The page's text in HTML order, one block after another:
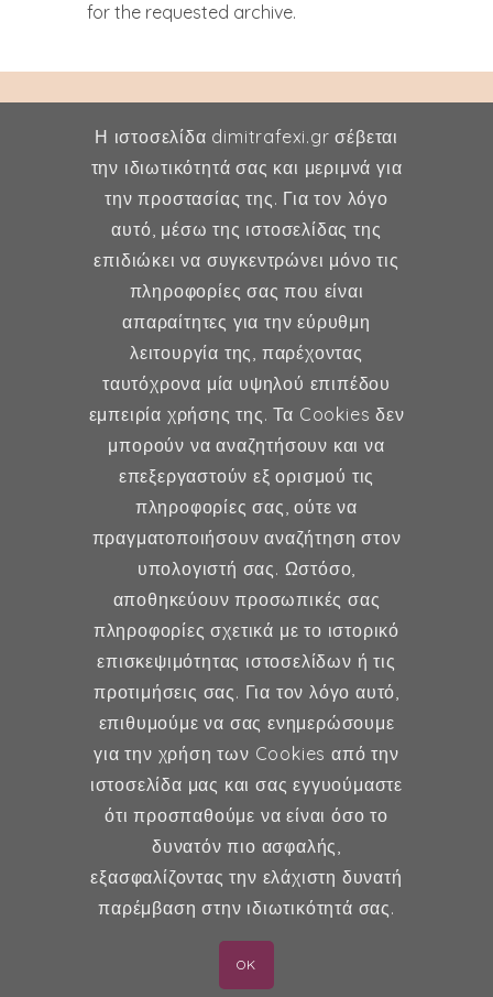
for the requested archive.
Δήμητρα Φέξη
MD, MSc, FMH
Μαιευτήρας - Χειρουργός
Γυναικολόγος
Μέλος ESHRE, ISA, FMH
Γυναικολογία
Υποβοηθούμενη Αναπαραγωγή
Μαιευτική
Επικοινωνία
Κερασούντος 5, Αθήνα 115 28
(30) 211 42 33 309
fexidr@gmail.com
Η ιστοσελίδα dimitrafexi.gr σέβεται
την ιδιωτικότητά σας και μεριμνά για
την προστασίας της. Για τον λόγο
αυτό, μέσω της ιστοσελίδας της
επιδιώκει να συγκεντρώνει μόνο τις
πληροφορίες σας που είναι
απαραίτητες για την εύρυθμη
λειτουργία της, παρέχοντας
ταυτόχρονα μία υψηλού επιπέδου
εμπειρία χρήσης της. Τα Cookies δεν
μπορούν να αναζητήσουν και να
επεξεργαστούν εξ ορισμού τις
πληροφορίες σας, ούτε να
πραγματοποιήσουν αναζήτηση στον
υπολογιστή σας. Ωστόσο,
αποθηκεύουν προσωπικές σας
πληροφορίες σχετικά με το ιστορικό
επισκεψιμότητας ιστοσελίδων ή τις
προτιμήσεις σας. Για τον λόγο αυτό,
επιθυμούμε να σας ενημερώσουμε
για την χρήση των Cookies από την
ιστοσελίδα μας και σας εγγυούμαστε
ότι προσπαθούμε να είναι όσο το
δυνατόν πιο ασφαλής,
εξασφαλίζοντας την ελάχιστη δυνατή
παρέμβαση στην ιδιωτικότητά σας.
OK